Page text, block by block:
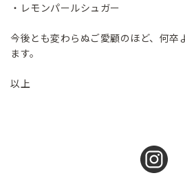
・レモンパールシュガー
今後とも変わらぬご愛顧のほど、何卒
ます。
以上